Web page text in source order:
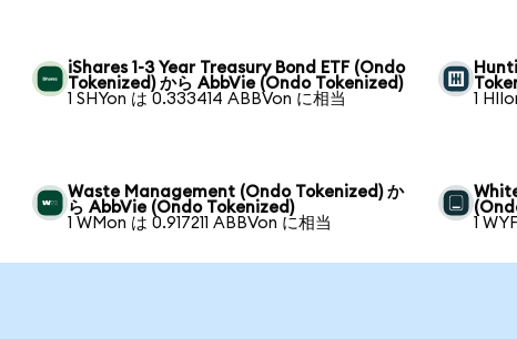
iShares 1-3 Year Treasury Bond ETF (Ondo
Tokenized) から AbbVie (Ondo Tokenized)
1 SHYon は 0.333414 ABBVon に相当
1
Waste Management (Ondo Tokenized) か
ら AbbVie (Ondo Tokenized)
1 WMon は 0.917211 ABBVon に相当
1